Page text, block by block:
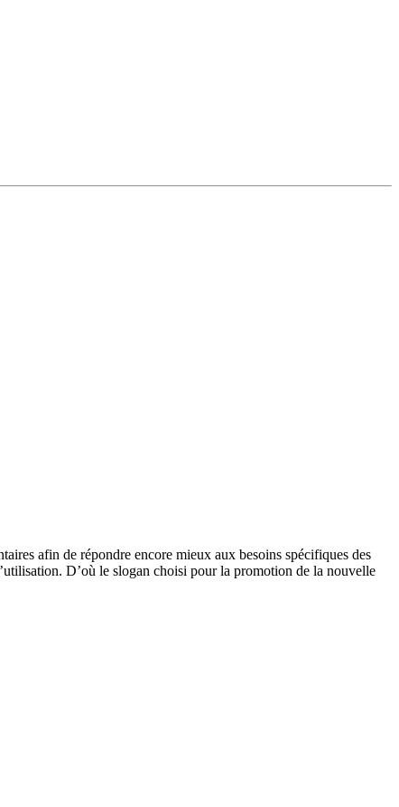
afin de répondre encore mieux aux besoins spéci­fiques des
D’où le slogan choisi pour la promo­tion de la nouvelle